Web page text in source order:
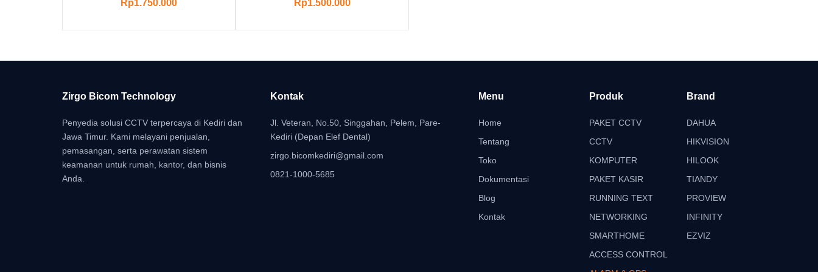
Rp1.750.000 Rp1.500.000
Zirgo Bicom Technology
Penyedia solusi CCTV terpercaya di Kediri dan
Jawa Timur. Kami melayani penjualan,
pemasangan, serta perawatan sistem
keamanan untuk rumah, kantor, dan bisnis
Anda.
Kontak
Jl. Veteran, No.50, Singgahan, Pelem, Pare-
Kediri (Depan Elef Dental)
zirgo.bicomkediri@gmail.com
0821-1000-5685
Menu
Home
Tentang
Toko
Dokumentasi
Blog
Kontak
Produk
PAKET CCTV
CCTV
KOMPUTER
PAKET KASIR
RUNNING TEXT
NETWORKING
SMARTHOME
ACCESS CONTROL
Brand
DAHUA
HIKVISION
HILOOK
TIANDY
PROVIEW
INFINITY
EZVIZ